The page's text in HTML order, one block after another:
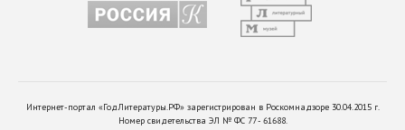
Интернет-портал «ГодЛитературы.РФ» зарегистрирован в Роскомнадзоре 30.04.2015 г.
Номер свидетельства ЭЛ № ФС 77 - 61688.